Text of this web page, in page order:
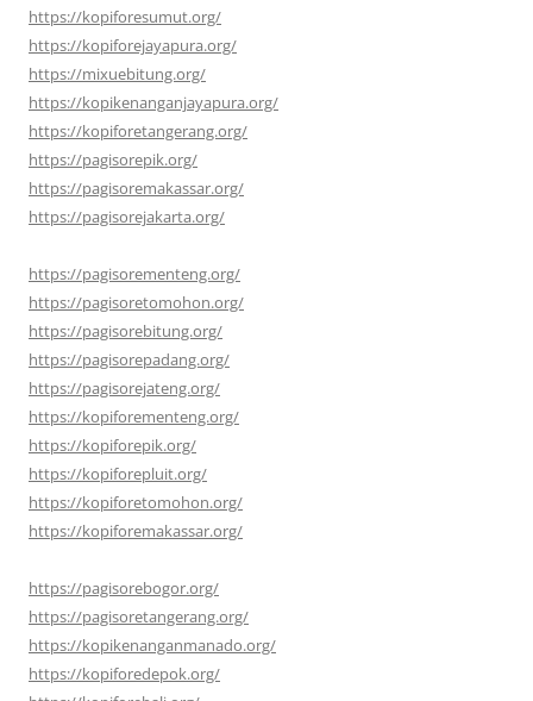
https://kopiforesumut.org/
https://kopiforejayapura.org/
https://mixuebitung.org/
https://kopikenanganjayapura.org/
https://kopiforetangerang.org/
https://pagisorepik.org/
https://pagisoremakassar.org/
https://pagisorejakarta.org/
https://pagisorementeng.org/
https://pagisoretomohon.org/
https://pagisorebitung.org/
https://pagisorepadang.org/
https://pagisorejateng.org/
https://kopiforementeng.org/
https://kopiforepik.org/
https://kopiforepluit.org/
https://kopiforetomohon.org/
https://kopiforemakassar.org/
https://pagisorebogor.org/
https://pagisoretangerang.org/
https://kopikenanganmanado.org/
https://kopiforedepok.org/